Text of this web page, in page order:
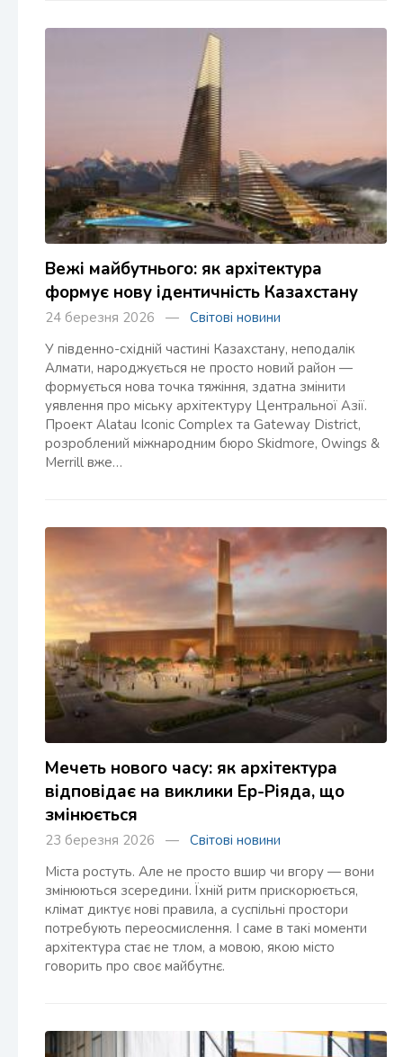
Вежі майбутнього: як архітектура
формує нову ідентичність Казахстану
24 березня 2026 — Світові новини
У південно-східній частині Казахстану, неподалік
Алмати, народжується не просто новий район —
формується нова точка тяжіння, здатна змінити
уявлення про міську архітектуру Центральної Азії.
Проект Alatau Iconic Complex та Gateway District,
розроблений міжнародним бюро Skidmore, Owings &
Merrill вже…
Мечеть нового часу: як архітектура
відповідає на виклики Ер-Ріяда, що
змінюється
23 березня 2026 — Світові новини
Міста ростуть. Але не просто вшир чи вгору — вони
змінюються зсередини. Їхній ритм прискорюється,
клімат диктує нові правила, а суспільні простори
потребують переосмислення. І саме в такі моменти
архітектура стає не тлом, а мовою, якою місто
говорить про своє майбутнє.